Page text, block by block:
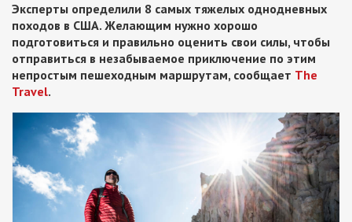
Эксперты определили 8 самых тяжелых однодневных
походов в США. Желающим нужно хорошо
подготовиться и правильно оценить свои силы, чтобы
отправиться в незабываемое приключение по этим
непростым пешеходным маршрутам, сообщает The
Travel.